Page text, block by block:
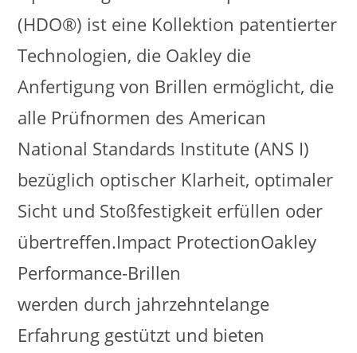
(HDO®) ist eine Kollektion patentierter
Technologien, die Oakley die
Anfertigung von Brillen ermöglicht, die
alle Prüfnormen des American
National Standards Institute (ANS I)
bezüglich optischer Klarheit, optimaler
Sicht und Stoßfestigkeit erfüllen oder
übertreffen.Impact ProtectionOakley
Performance-Brillen
werden durch jahrzehntelange
Erfahrung gestützt und bieten